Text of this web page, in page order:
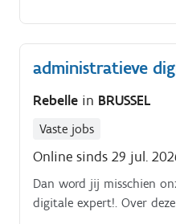
administratieve
Rebelle in BRUSSEL
Vaste jobs
Online sinds 29 jul.
Dan word jij misschien
digitale expert!. Over